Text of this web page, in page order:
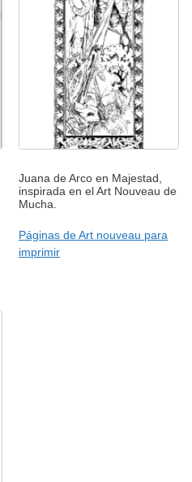
Juana de Arco en Majestad,
inspirada en el Art Nouveau de
Mucha.
Páginas de Art nouveau para
imprimir